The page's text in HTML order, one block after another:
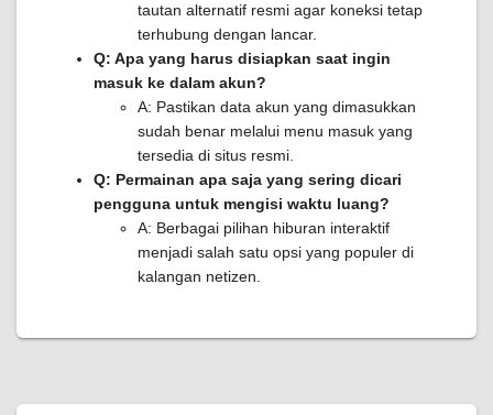
tautan alternatif resmi agar koneksi tetap
terhubung dengan lancar.
Q: Apa yang harus disiapkan saat ingin
masuk ke dalam akun?
A: Pastikan data akun yang dimasukkan
sudah benar melalui menu masuk yang
tersedia di situs resmi.
Q: Permainan apa saja yang sering dicari
pengguna untuk mengisi waktu luang?
A: Berbagai pilihan hiburan interaktif
menjadi salah satu opsi yang populer di
kalangan netizen.